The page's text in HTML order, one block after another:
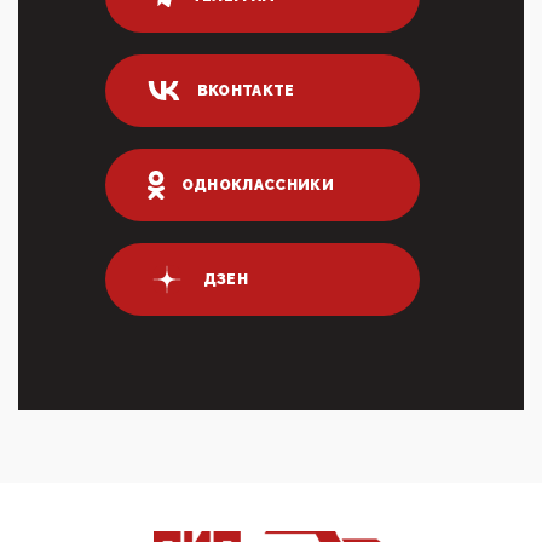
80% сирийцев в ФРГ должны вернуться на родину.
04:47, 10 Апреля 2026
ИНН для переводов по СБП это первый шаг из
логических двухЗаполнение ИНН при любых
переводах по ...
03:35, 10 Апреля 2026
Суммарное вознаграждение менеджменту в 15
крупных банках по итогам 2025 года превысило 63
03:01, 10 Апреля 2026
Террорист и убийца Буданов вальяжно сообщил,
что союзники просили Киев не наносить удары по
входМошенники активно пользуются аккаунтами на
ВКОНТАКТЕ
ОДНОКЛАССНИКИ
ДЗЕН